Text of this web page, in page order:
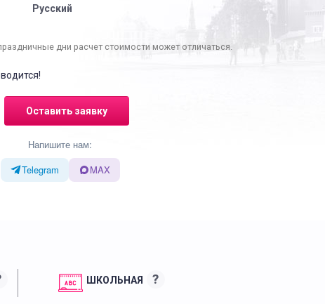
Русский
дни расчет стоимости может отличаться.
Оставить заявку
Напишите нам:
Telegram
MAX
ШКОЛЬНАЯ ?